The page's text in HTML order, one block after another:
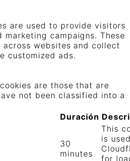
are used to provide visitors
campaigns. These
websites and collect
customized ads.
are those that are
not been classified into a
Duración
30
minutes
This
is
for